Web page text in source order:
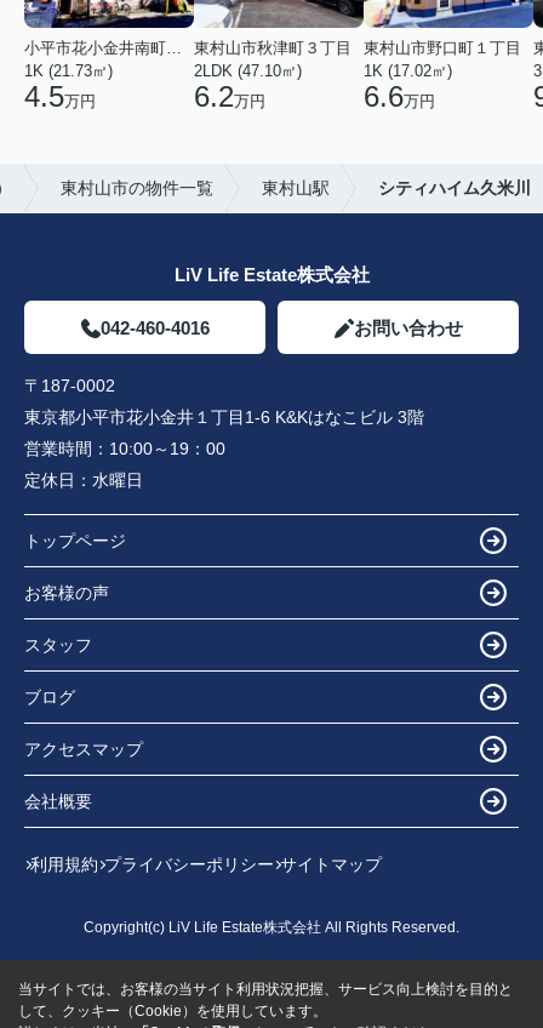
小平市花小金井南町１丁目
1K (21.73㎡)
4.5万円
東村山市秋津町３丁目
2LDK (47.10㎡)
6.2万円
東村山市野口町１丁目
1K (17.02㎡)
6.6万円
東村山市の物件一覧 東村山駅 シティハイム久米川
LiV Life Estate株式会社
042-460-4016 お問い合わせ
〒187-0002
東京都小平市花小金井１丁目1-6 K&Kはなこビル 3階
営業時間： 10:00～19：00
定休日： 水曜日
トップページ
お客様の声
スタッフ
ブログ
アクセスマップ
会社概要
利用規約 プライバシーポリシー サイトマップ
Copyright(c) LiV Life Estate株式会社 All Rights Reserved.
当サイトでは、お客様の当サイト利用状況把握、サービス向上検討を目的と
して、クッキー（Cookie）を使用しています。